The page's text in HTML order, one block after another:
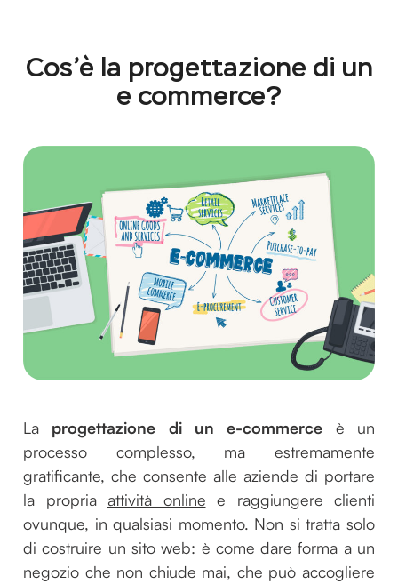
Cos’è la progettazione di un
e commerce?
La progettazione di un e-commerce è un
processo complesso, ma estremamente
gratificante, che consente alle aziende di portare
la propria attività online e raggiungere clienti
ovunque, in qualsiasi momento. Non si tratta solo
di costruire un sito web: è come dare forma a un
negozio che non chiude mai, che può accogliere